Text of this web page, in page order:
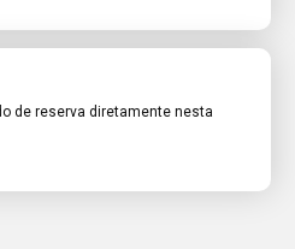
de reserva diretamente nesta